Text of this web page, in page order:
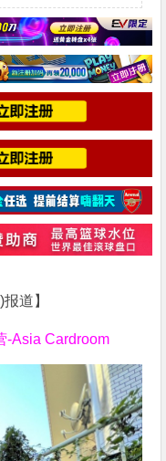
)报道】
-Asia Cardroom